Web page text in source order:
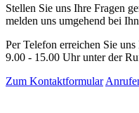
Stellen Sie uns Ihre Fragen
melden uns umgehend bei
Per Telefon erreichen Sie
9.00 - 15.00 Uhr unter der
Zum Kontaktformular